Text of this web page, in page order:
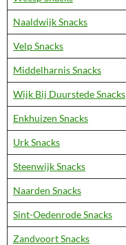
Naaldwijk Snacks
Velp Snacks
Middelharnis Snacks
Wijk Bij Duurstede Snacks
Enkhuizen Snacks
Urk Snacks
Steenwijk Snacks
Naarden Snacks
Sint-Oedenrode Snacks
Zandvoort Snacks